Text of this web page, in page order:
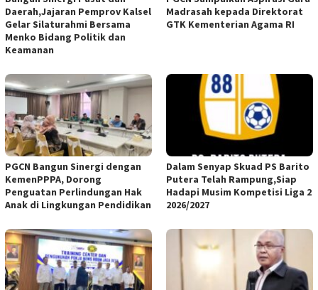
Daerah,Jajaran Pemprov Kalsel
Gelar Silaturahmi Bersama
Menko Bidang Politik dan
Keamanan
Madrasah kepada Direktorat
GTK Kementerian Agama RI
PGCN Bangun Sinergi dengan
KemenPPPA, Dorong
Penguatan Perlindungan Hak
Anak di Lingkungan Pendidikan
Dalam Senyap Skuad PS Barito
Putera Telah Rampung,Siap
Hadapi Musim Kompetisi Liga 2
2026/2027